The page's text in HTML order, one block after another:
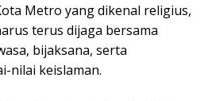
Metro yang dikenal religius,
terus dijaga bersama
bijaksana, serta
nilai keislaman.